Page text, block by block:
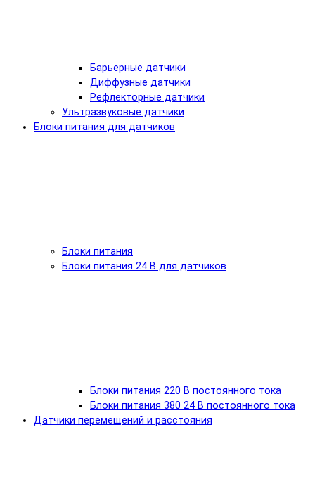
Барьерные датчики
Диффузные датчики
Рефлекторные датчики
Ультразвуковые датчики
Блоки питания для датчиков
Блоки питания
Блоки питания 24 В для датчиков
Блоки питания 220 В постоянного тока
Блоки питания 380 24 В постоянного тока
Датчики перемещений и расстояния